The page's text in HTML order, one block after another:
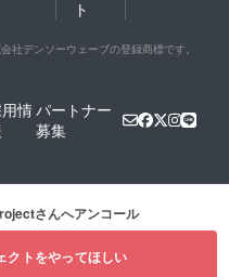
ト
社デンソーウェーブの登録商標です。
情パートナー
募集
さんへアンコール
クトをやってほしい